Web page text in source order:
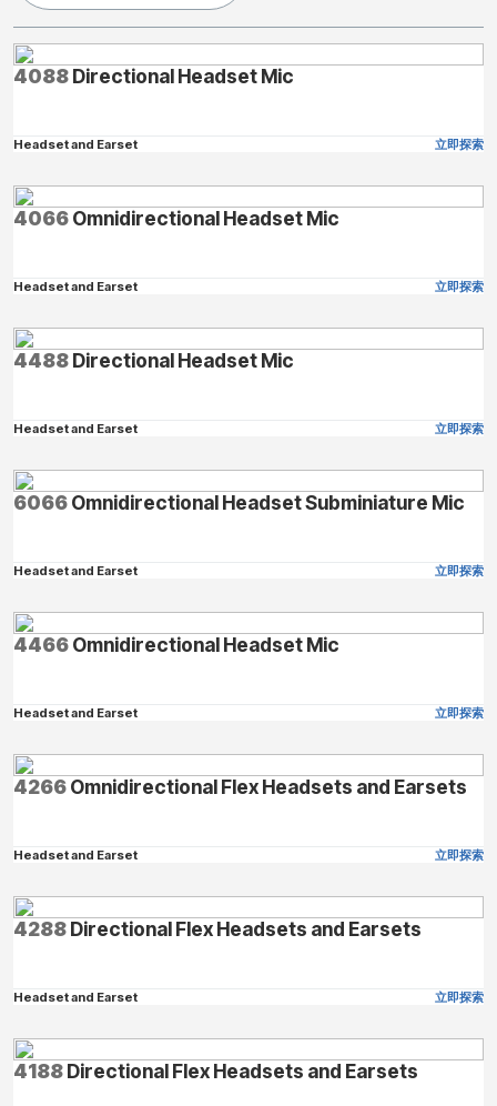
4088Directional Headset Mic
Headset and Earset 立即探索
4066Omnidirectional Headset Mic
Headset and Earset 立即探索
4488Directional Headset Mic
Headset and Earset 立即探索
6066Omnidirectional Headset Subminiature Mic
Headset and Earset 立即探索
4466Omnidirectional Headset Mic
Headset and Earset 立即探索
4266Omnidirectional Flex Headsets and Earsets
Headset and Earset 立即探索
4288Directional Flex Headsets and Earsets
Headset and Earset 立即探索
4188Directional Flex Headsets and Earsets